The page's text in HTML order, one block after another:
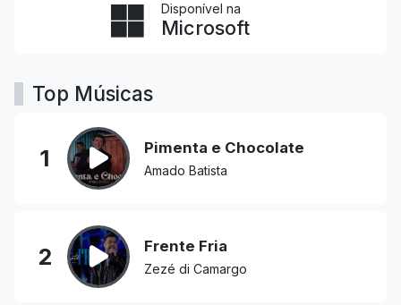
Disponível na
Microsoft
Top Músicas
1 Pimenta e Chocolate
Amado Batista
2 Frente Fria
Zezé di Camargo